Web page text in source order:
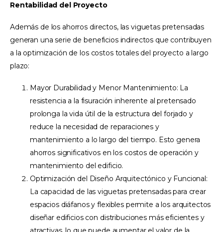
Rentabilidad del Proyecto
Además de los ahorros directos, las viguetas pretensadas
generan una serie de beneficios indirectos que contribuyen
a la optimización de los costos totales del proyecto a largo
plazo:
Mayor Durabilidad y Menor Mantenimiento: La
resistencia a la fisuración inherente al pretensado
prolonga la vida útil de la estructura del forjado y
reduce la necesidad de reparaciones y
mantenimiento a lo largo del tiempo. Esto genera
ahorros significativos en los costos de operación y
mantenimiento del edificio.
Optimización del Diseño Arquitectónico y Funcional:
La capacidad de las viguetas pretensadas para crear
espacios diáfanos y flexibles permite a los arquitectos
diseñar edificios con distribuciones más eficientes y